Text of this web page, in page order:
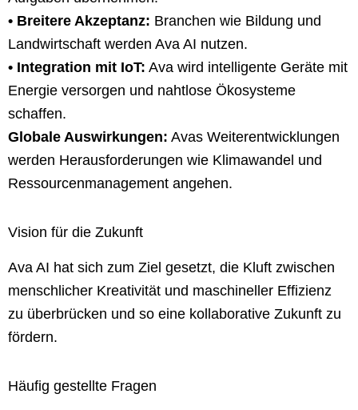
• Breitere Akzeptanz: Branchen wie Bildung und
Landwirtschaft werden Ava AI nutzen.
• Integration mit IoT: Ava wird intelligente Geräte mit
Energie versorgen und nahtlose Ökosysteme
schaffen.
Globale Auswirkungen: Avas Weiterentwicklungen
werden Herausforderungen wie Klimawandel und
Ressourcenmanagement angehen.
Vision für die Zukunft
Ava AI hat sich zum Ziel gesetzt, die Kluft zwischen
menschlicher Kreativität und maschineller Effizienz
zu überbrücken und so eine kollaborative Zukunft zu
fördern.
Häufig gestellte Fragen